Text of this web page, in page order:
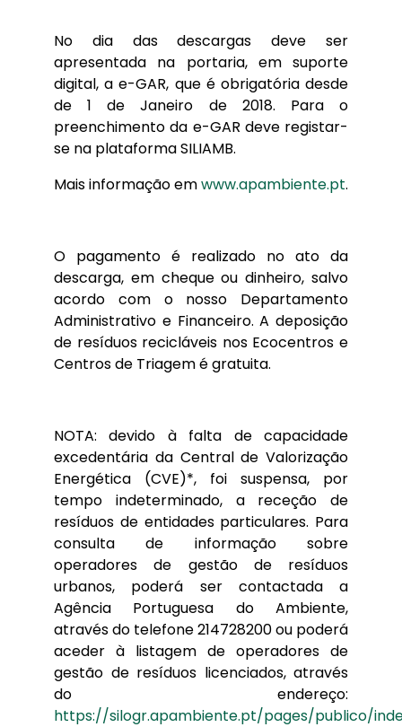
No dia das descargas deve ser
apresentada na portaria, em suporte
digital, a e-GAR, que é obrigatória desde
de 1 de Janeiro de 2018. Para o
preenchimento da e-GAR deve registar-
se na plataforma SILIAMB.
Mais informação emwww.apambiente.pt.
O pagamento é realizado no ato da
descarga, em cheque ou dinheiro, salvo
acordo com o nosso Departamento
Administrativo e Financeiro. A deposição
de resíduos recicláveis nos Ecocentros e
Centros de Triagem é gratuita.
NOTA: devido à falta de capacidade
excedentária da Central de Valorização
Energética (CVE)*, foi suspensa, por
tempo indeterminado, a receção de
resíduos de entidades particulares. Para
consulta de informação sobre
operadores de gestão de resíduos
urbanos, poderá ser contactada a
Agência Portuguesa do Ambiente,
através do telefone 214728200 ou poderá
aceder à listagem de operadores de
gestão de resíduos licenciados, através
do endereço:
https://silogr.apambiente.pt/pages/publico/